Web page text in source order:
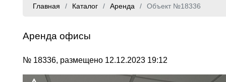
Главная Каталог Аренда Объект №18336
Аренда офисы
№ 18336, размещено 12.12.2023 19:12